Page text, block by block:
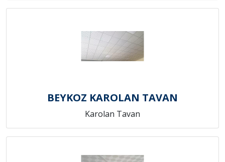
BEYKOZ KAROLAN TAVAN
Karolan Tavan